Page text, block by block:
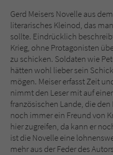
Gerd Meisers Novelle aus
literarisches Kleinod, das
sollte. Eindrücklich
Krieg, ohne Protagonisten
zu schicken. Soldaten wie
hätten wohl lieber sein
mögen. Meiser erfasst Zeit
nimmt den Leser mit auf
französischen Lande, die
noch immer ein Freund von
hier zugreifen, da kann er
ist die Novelle eine
mehr aus der Feder des